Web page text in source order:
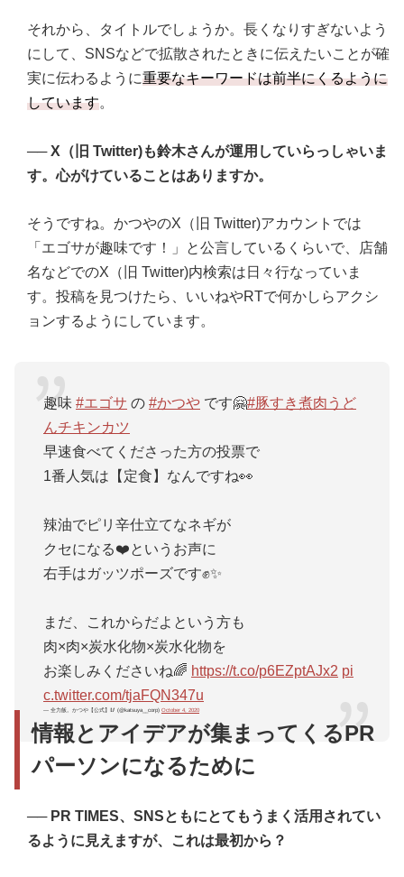
それから、タイトルでしょうか。長くなりすぎないよう
にして、SNSなどで拡散されたときに伝えたいことが確
実に伝わるように重要なキーワードは前半にくるように
しています。
── X（旧 Twitter)も鈴木さんが運用していらっしゃいま
す。心がけていることはありますか。
そうですね。かつやのX（旧 Twitter)アカウントでは
「エゴサが趣味です！」と公言しているくらいで、店舗
名などでのX（旧 Twitter)内検索は日々行なっていま
す。投稿を見つけたら、いいねやRTで何かしらアクシ
ョンするようにしています。
趣味 #エゴサ の #かつや です🤗#豚すき煮肉うど
んチキンカツ
早速食べてくださった方の投票で
1番人気は【定食】なんですね👀
辣油でピリ辛仕立てなネギが
クセになる❤️というお声に
右手はガッツポーズです✊✨
まだ、これからだよという方も
肉×肉×炭水化物×炭水化物を
お楽しみくださいね🌈 https://t.co/p6EZptAJx2 pi
c.twitter.com/tjaFQN347u
— 全力飯。かつや【公式】🥢 (@katsuya__corp) October 4, 2020
いつも反応してくれる方や記事を書いてくださるライタ
ーさんとの交流の機会として大切にしていきたいなと。
ようにとらえている方もいると思うんですが、私は貴重
な「ファンコミュニケーションの場」だと考えていま
。
情報とアイデアが集まってくるPR
パーソンになるために
── PR TIMES、SNSともにとてもうまく活用されてい
るように見えますが、これは最初から？